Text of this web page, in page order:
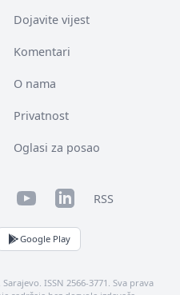
Dojavite vijest
Komentari
O nama
Privatnost
Oglasi za posao
YouTubeLinkedInRSS
Google Play
ISSN 2566-3771. Sva prava